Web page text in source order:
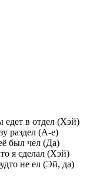
eдeт в отдeл (Хэй)
раздeл (А-e)
был чeл (Да)
я сдeлал (Хэй)
нe eл (Эй, да)